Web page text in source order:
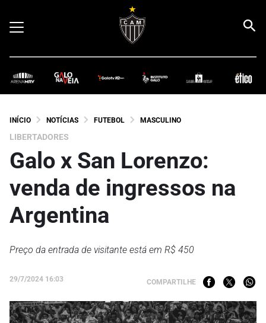
INÍCIO NOTÍCIAS FUTEBOL MASCULINO
LIBERTADORES
Galo x San Lorenzo:
venda de ingressos na
Argentina
Preço da entrada de visitante está em R$ 450
29/7/2024 16:03 COMPARTILHE